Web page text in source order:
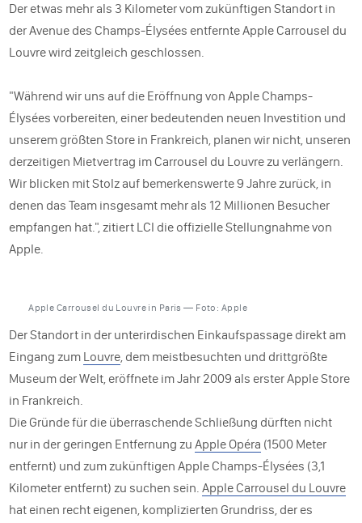
Der etwas mehr als 3 Kilometer vom zukünftigen Standort in
der Avenue des Champs-Élysées entfernte Apple Carrousel du
Louvre wird zeitgleich geschlossen.
"Während wir uns auf die Eröffnung von Apple Champs-
Élysées vorbereiten, einer bedeutenden neuen Investition und
unserem größten Store in Frankreich, planen wir nicht, unseren
derzeitigen Mietvertrag im Carrousel du Louvre zu verlängern.
Wir blicken mit Stolz auf bemerkenswerte 9 Jahre zurück, in
denen das Team insgesamt mehr als 12 Millionen Besucher
empfangen hat.", zitiert LCI die offizielle Stellungnahme von
Apple.
Apple Carrousel du Louvre in Paris — Foto: Apple
Der Standort in der unterirdischen Einkaufspassage direkt am
Eingang zum Louvre, dem meistbesuchten und drittgrößte
Museum der Welt, eröffnete im Jahr 2009 als erster Apple Store
in Frankreich.
Die Gründe für die überraschende Schließung dürften nicht
nur in der geringen Entfernung zuApple Opéra (1500 Meter
entfernt) und zum zukünftigen Apple Champs-Élysées (3,1
Kilometer entfernt) zu suchen sein.Apple Carrousel du Louvre
hat einen recht eigenen, komplizierten Grundriss, der es